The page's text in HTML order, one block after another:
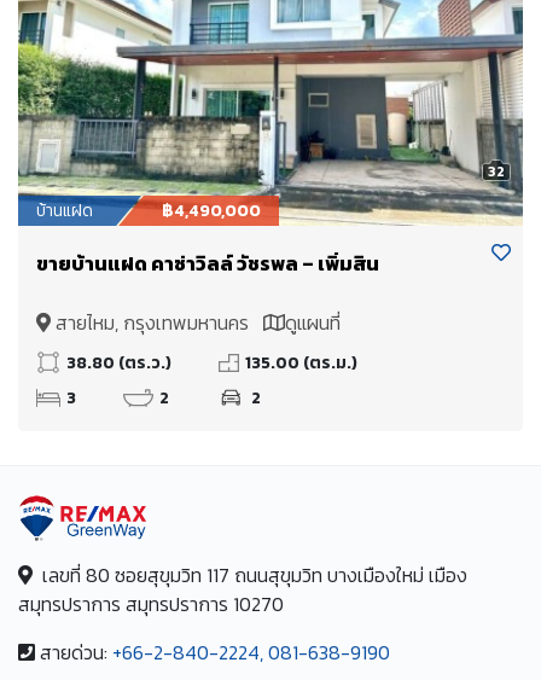
32
บ้านแฝด ฿4,490,000
ขายบ้านแฝด คาซ่าวิลล์ วัชรพล – เพิ่มสิน
สายไหม, กรุงเทพมหานคร ดูแผนที่
38.80 (ตร.ว.)
135.00 (ตร.ม.)
3
2 2
เลขที่ 80 ซอยสุขุมวิท 117 ถนนสุขุมวิท บางเมืองใหม่ เมือง
สมุทรปราการ สมุทรปราการ 10270
สายด่วน: +66-2-840-2224, 081-638-9190